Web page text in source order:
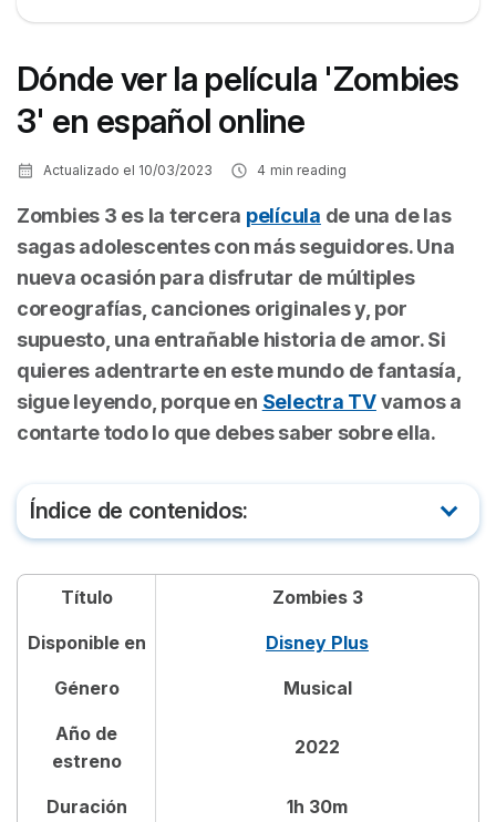
Dónde ver la película 'Zombies
3' en español online
Actualizado el 10/03/2023 4 min reading
Zombies 3 es la tercera película de una de las
sagas adolescentes con más seguidores. Una
nueva ocasión para disfrutar de múltiples
coreografías, canciones originales y, por
supuesto, una entrañable historia de amor. Si
quieres adentrarte en este mundo de fantasía,
sigue leyendo, porque en Selectra TVvamos a
contarte todo lo que debes saber sobre ella.
Índice de contenidos:
Reparto de Zombies 3
Título Zombies 3
Disponible en Disney Plus
Género Musical
Año de
estreno
2022
Duración 1h 30m